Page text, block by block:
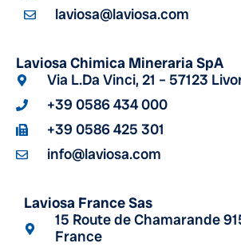
laviosa@laviosa.com
Laviosa Chimica Mineraria SpA
Via L.Da Vinci, 21 – 57123
+39 0586 434 000
+39 0586 425 301
info@laviosa.com
Laviosa France Sas
15 Route de Chamarande
France